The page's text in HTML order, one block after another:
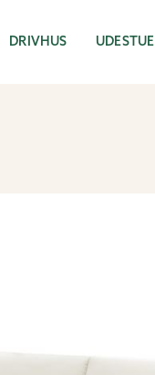
DRIVHUS UDESTUE